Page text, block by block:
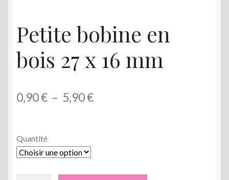
Petite bobine en
bois 27 x 16 mm
0,90€ – 5,90€Plage
à
Quantité